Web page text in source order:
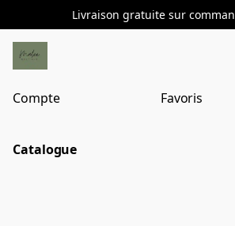
Livraison gratuite sur
Compte Favoris
Catalogue